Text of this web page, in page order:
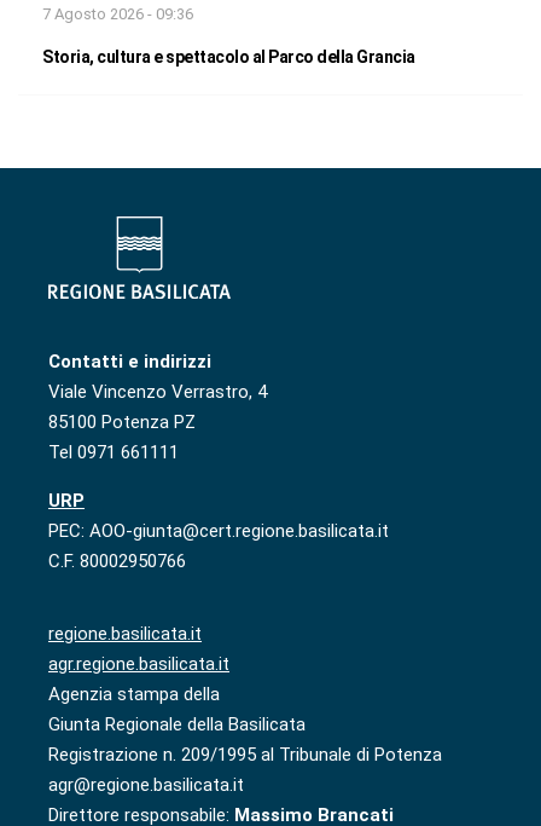
7 Agosto 2026 - 09:36
Storia, cultura e spettacolo al Parco della Grancia
Contatti e indirizzi
Viale Vincenzo Verrastro, 4
85100 Potenza PZ
Tel 0971 661111
URP
PEC: AOO-giunta@cert.regione.basilicata.it
C.F. 80002950766
regione.basilicata.it
agr.regione.basilicata.it
Agenzia stampa della
Giunta Regionale della Basilicata
Registrazione n. 209/1995 al Tribunale di Potenza
agr@regione.basilicata.it
Direttore responsabile: Massimo Brancati